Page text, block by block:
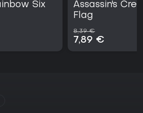
Six
Assassin's
Flag
8,39 €
7,89 €